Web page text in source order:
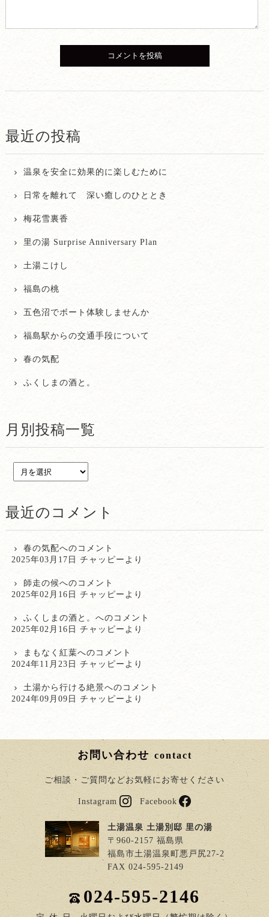
最近の投稿
温泉を安全に効果的に楽しむために
日常を離れて 深い癒しのひととき
梅花雪裏香
里の湯 Surprise Anniversary Plan
土湯こけし
福島の桃
五色沼でボート体験しませんか
福島駅からの交通手段について
春の気配
ふくしまの酒と。
月別投稿一覧
最近のコメント
春の気配へのコメント
2025年03月17日 チャッピーより
師走の候へのコメント
2025年02月16日 チャッピーより
ふくしまの酒と。 へのコメント
2025年02月16日 チャッピーより
まもなく紅葉へのコメント
2024年11月23日 チャッピーより
土湯から行ける絶景へのコメント
2024年09月09日 チャッピーより
お問い合わせ contact
ご相談・ご質問などお気軽にお寄せください
Instagram Facebook
土湯温泉 土湯別邸 里の湯
〒960-2157 福島県
福島市土湯温泉町悪戸尻27-2
FAX 024-595-2149
024-595-2146